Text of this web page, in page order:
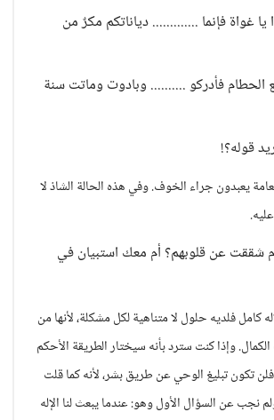
يا غواة فإنما ............. دياناتكم مكرٌ من
الحطام فأدركو .......... وبادوت وماتت سنة
قوله؟!
يعبدون جراء الخوف. وفي هذه الحالة الشاذ لا
شققت عن قلوبهم؟ أم معك استبيان في
كامل فلديه حلول لا متناهية لكل مشكلة، لأنها من
وإذا كنت سترد بأنه سيختار الطريقة الأحكم
فلن تكون تبليغ الوحي عن طريق بشر، لأنه كما قلت
نجب عن السؤال الأول وهو: عندما يبعث لنا الإله